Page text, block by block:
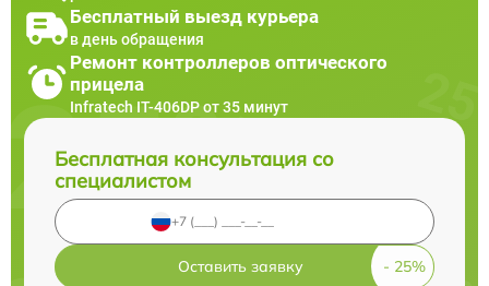
Бесплатный выезд курьера
в день обращения
Ремонт контроллеров оптического
прицела
Infratech IT-406DP от 35 минут
Бесплатная консультация со
специалистом
Оставить заявку